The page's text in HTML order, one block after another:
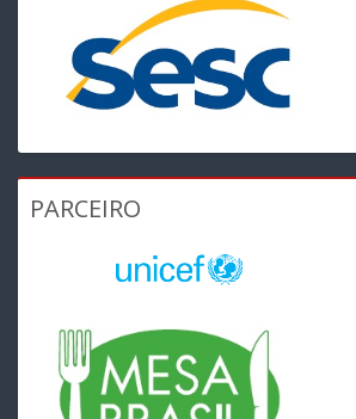
PARCEIRO